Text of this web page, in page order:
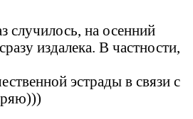
случилось, на осенний
издалека. В частности,
эстрады в связи с